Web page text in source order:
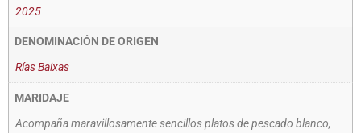
2025
DENOMINACIÓN DE ORIGEN
Rías Baixas
MARIDAJE
Acompaña maravillosamente sencillos platos de pescado blanco,